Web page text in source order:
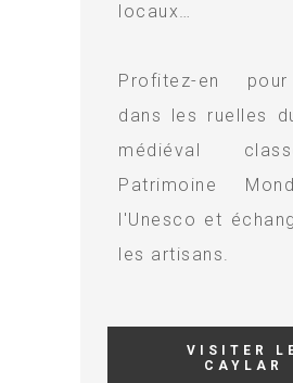
locaux…
Profitez-en
dans les ruelles
médiéval
Patrimoine
l'Unesco et
les artisans.
VISITER
CAYLAR